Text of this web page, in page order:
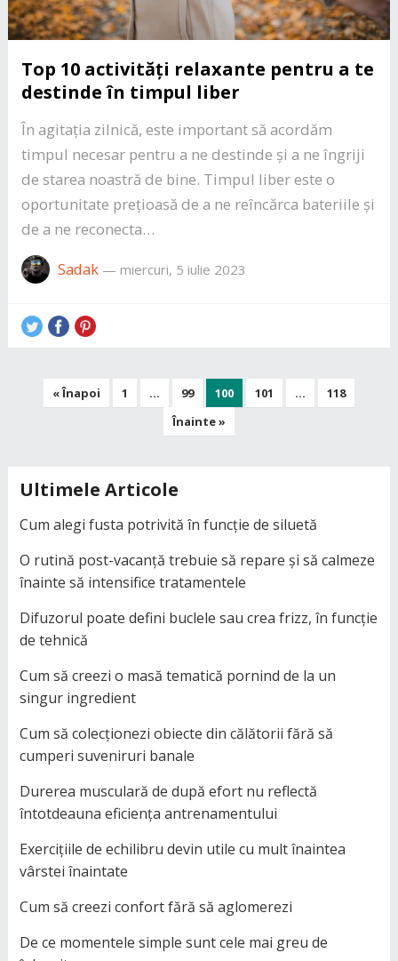
Top 10 activități relaxante pentru a te
destinde în timpul liber
În agitația zilnică, este important să acordăm
timpul necesar pentru a ne destinde și a ne îngriji
de starea noastră de bine. Timpul liber este o
oportunitate prețioasă de a ne reîncărca bateriile și
de a ne reconecta…
Sadak— miercuri, 5 iulie 2023
Paginație
articole
« Înapoi 1 … 99 100 101 …
118
Înainte »
Ultimele Articole
Cum alegi fusta potrivită în funcție de siluetă
O rutină post-vacanță trebuie să repare și să calmeze
înainte să intensifice tratamentele
Difuzorul poate defini buclele sau crea frizz, în funcție
de tehnică
Cum să creezi o masă tematică pornind de la un
singur ingredient
Cum să colecționezi obiecte din călătorii fără să
cumperi suveniruri banale
Durerea musculară de după efort nu reflectă
întotdeauna eficiența antrenamentului
Exercițiile de echilibru devin utile cu mult înaintea
vârstei înaintate
Cum să creezi confort fără să aglomerezi
De ce momentele simple sunt cele mai greu de